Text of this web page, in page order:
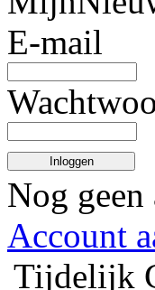
E-mail
Inloggen
Nog
Account
Tijdelijk